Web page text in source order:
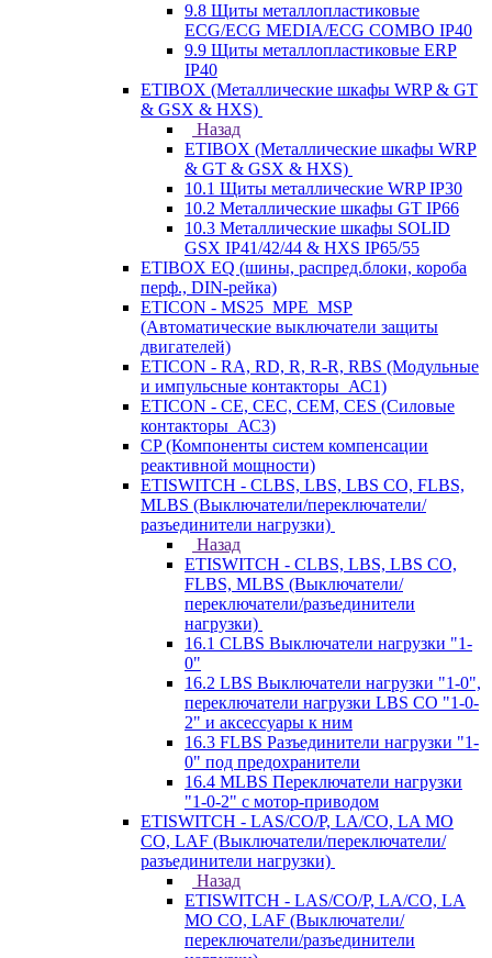
9.8 Щиты металлопластиковые
ECG/ECG MEDIA/ECG COMBO IP40
9.9 Щиты металлопластиковые ERP
IP40
ETIBOX (Металлические шкафы WRP & GT
& GSX & HXS)
Назад
ETIBOX (Металлические шкафы WRP
& GT & GSX & HXS)
10.1 Щиты металлические WRP IP30
10.2 Металлические шкафы GT IP66
10.3 Металлические шкафы SOLID
GSX IP41/42/44 & HXS IP65/55
ETIBOX EQ (шины, распред.блоки, короба
перф., DIN-рейка)
ETICON - MS25_MPE_MSP
(Автоматические выключатели защиты
двигателей)
ETICON - RA, RD, R, R-R, RBS (Модульные
и импульсные контакторы_АС1)
ETICON - CE, CEC, CEM, CES (Силовые
контакторы_АС3)
CP (Компоненты систем компенсации
реактивной мощности)
ETISWITCH - CLBS, LBS, LBS CO, FLBS,
MLBS (Выключатели/переключатели/
разъединители нагрузки)
Назад
ETISWITCH - CLBS, LBS, LBS CO,
FLBS, MLBS (Выключатели/
переключатели/разъединители
нагрузки)
16.1 CLBS Выключатели нагрузки "1-
0"
16.2 LBS Выключатели нагрузки "1-0",
переключатели нагрузки LBS CO "1-0-
2" и аксессуары к ним
16.3 FLBS Разъединители нагрузки "1-
0" под предохранители
16.4 MLBS Переключатели нагрузки
"1-0-2" с мотор-приводом
ETISWITCH - LAS/CO/P, LA/CO, LA MO
CO, LAF (Выключатели/переключатели/
разъединители нагрузки)
Назад
ETISWITCH - LAS/CO/P, LA/CO, LA
MO CO, LAF (Выключатели/
переключатели/разъединители